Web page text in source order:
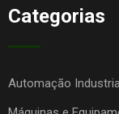
Categorias
Automação